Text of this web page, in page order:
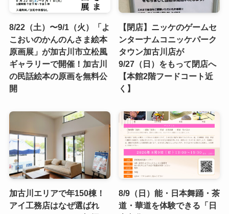
8/22（土）〜9/1（火）「よ
こおいのかんのんさま絵本
原画展」が加古川市立松風
ギャラリーで開催！加古川
の民話絵本の原画を無料公
開
【閉店】ニッケのゲームセ
ンターナムコニッケパーク
タウン加古川店が
9/27（日）をもって閉店へ
【本館2階フードコート近
く】
加古川エリアで年150棟！
アイ工務店はなぜ選ばれ
8/9（日）能・日本舞踊・茶
道・華道を体験できる「日